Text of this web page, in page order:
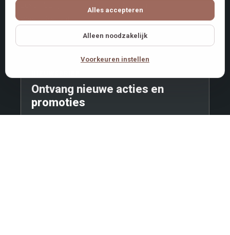
Waals-Brabant
Ontvang nieuwe acties en
promoties
Alles accepteren
Alleen noodzakelijk
Voorkeuren instellen